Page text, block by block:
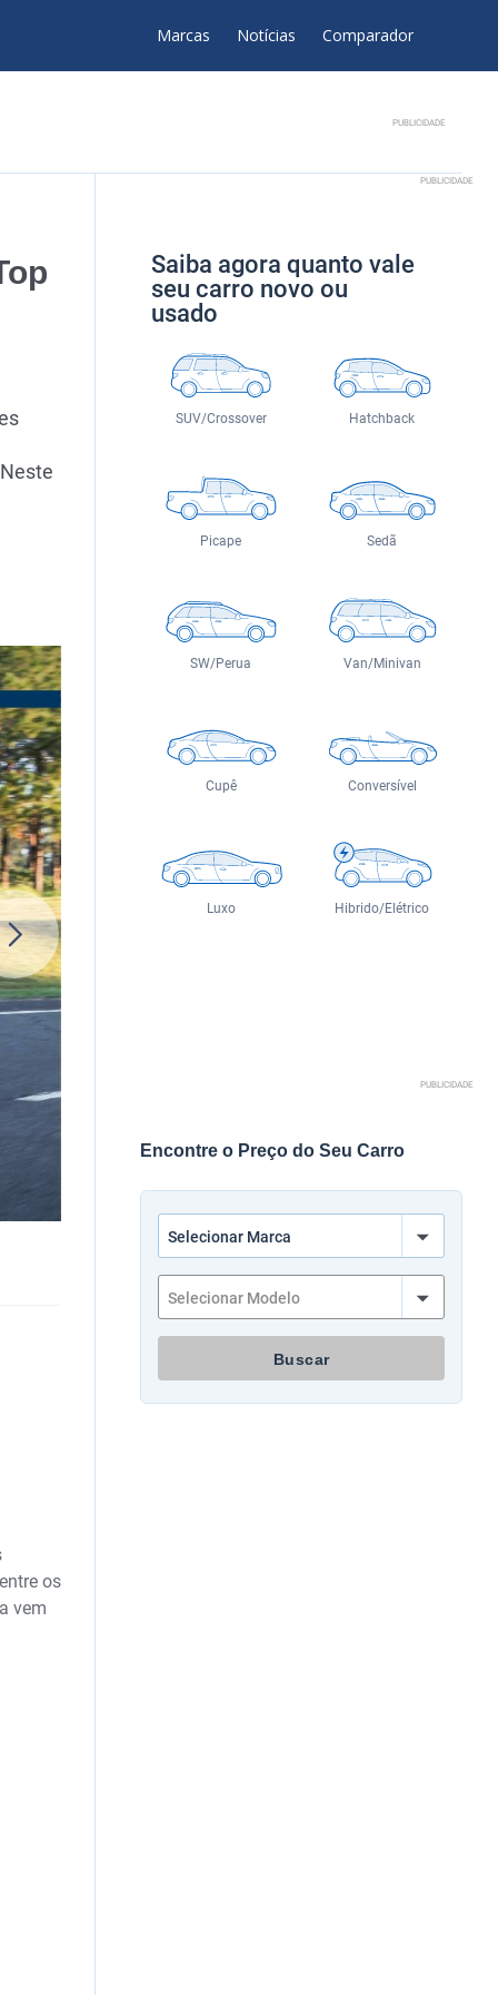
Marcas Notícias Comparador
PUBLICIDADE
os
vem
PUBLICIDADE
Saiba agora quanto vale
seu carro novo ou
usado
SUV/Crossover Hatchback
Picape Sedã
SW/Perua Van/Minivan
Cupê Conversível
Luxo Hibrido/Elétrico
PUBLICIDADE
Encontre o Preço do Seu Carro
Buscar